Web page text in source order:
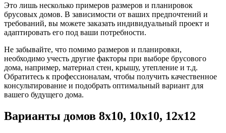
Это лишь несколько примеров размеров и планировок
брусовых домов. В зависимости от ваших предпочтений и
требований, вы можете заказать индивидуальный проект и
адаптировать его под ваши потребности.
Не забывайте, что помимо размеров и планировки,
необходимо учесть другие факторы при выборе брусового
дома, например, материал стен, крышу, утепление и т.д.
Обратитесь к профессионалам, чтобы получить качественное
консультирование и подобрать оптимальный вариант для
вашего будущего дома.
Варианты домов 8х10, 10х10, 12х12